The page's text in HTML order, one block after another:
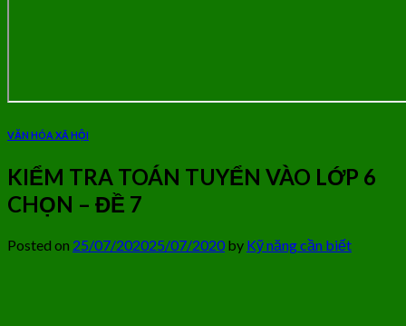
VĂN HÓA XÃ HỘI
KIỂM TRA TOÁN TUYỂN VÀO LỚP 6
CHỌN – ĐỀ 7
Posted on 25/07/202025/07/2020by Kỹ năng cần biết